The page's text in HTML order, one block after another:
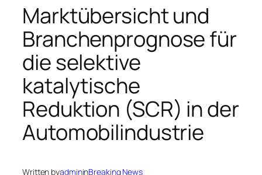
Marktübersicht und
Branchenprognose für
die selektive
katalytische
Reduktion (SCR) in der
Automobilindustrie
Written byadmininBreaking News